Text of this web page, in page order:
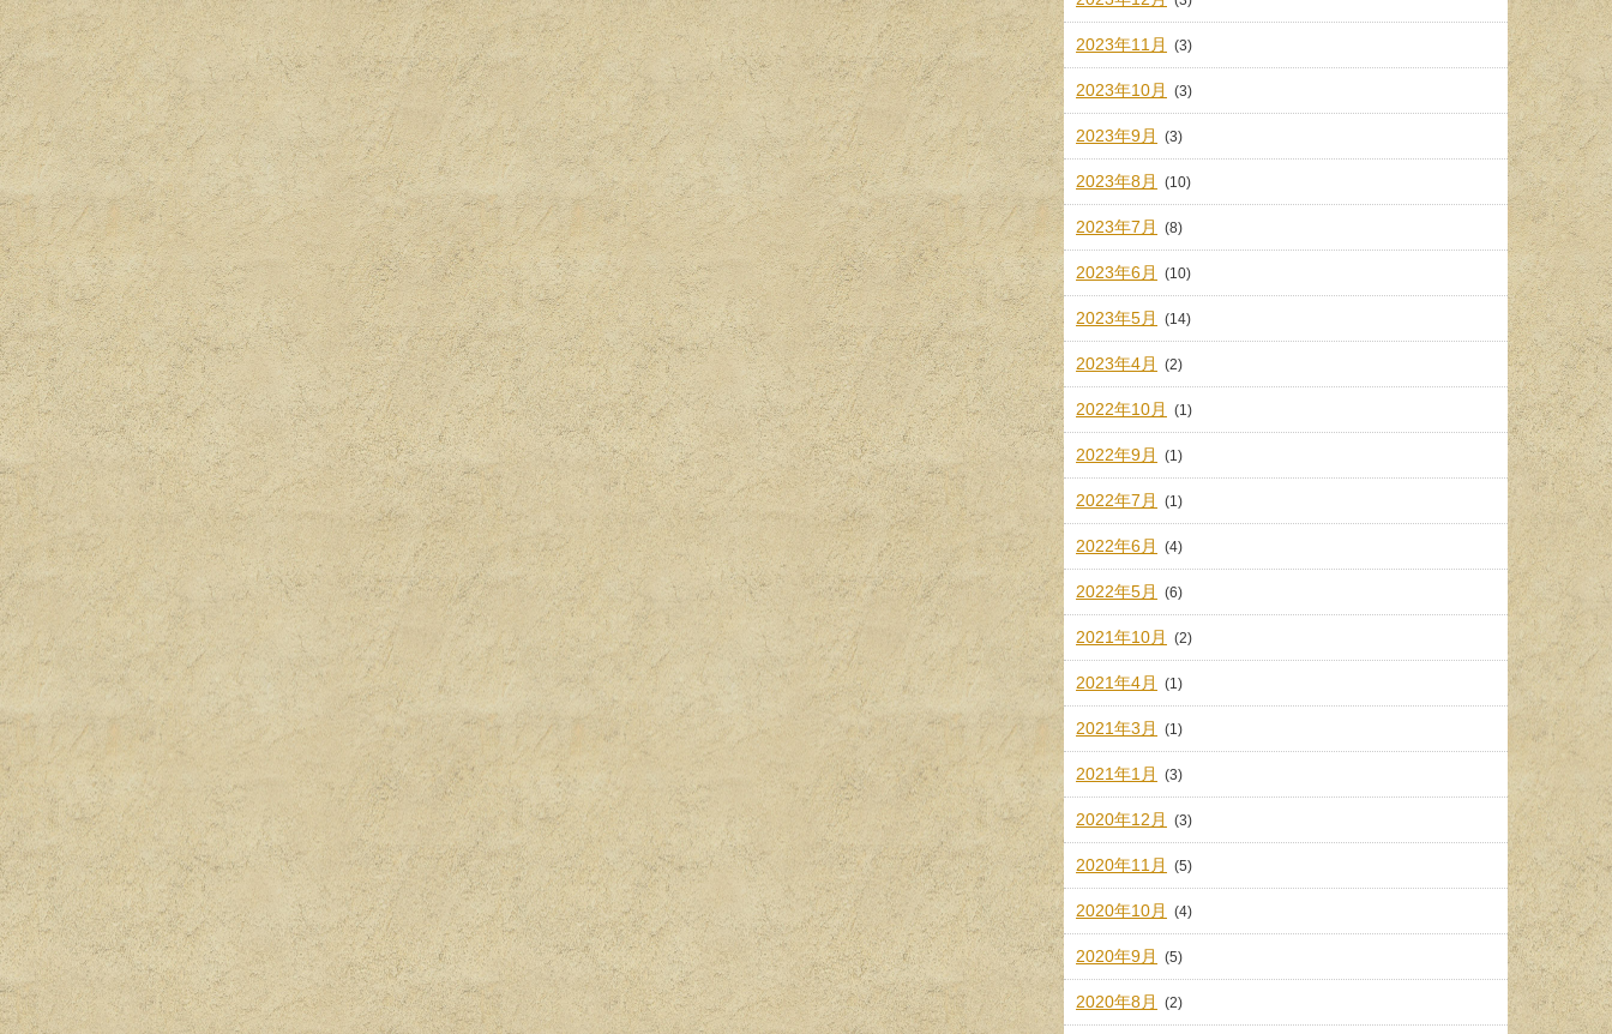
2023年11月 (3)
2023年10月 (3)
2023年9月 (3)
2023年8月 (10)
2023年7月 (8)
2023年6月 (10)
2023年5月 (14)
2023年4月 (2)
2022年10月 (1)
2022年9月 (1)
2022年7月 (1)
2022年6月 (4)
2022年5月 (6)
2021年10月 (2)
2021年4月 (1)
2021年3月 (1)
2021年1月 (3)
2020年12月 (3)
2020年11月 (5)
2020年10月 (4)
2020年9月 (5)
2020年8月 (2)